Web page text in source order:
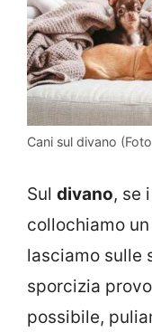
Cani sul divano
Sul divano, se
collochiamo
lasciamo sulle
sporcizia
possibile,